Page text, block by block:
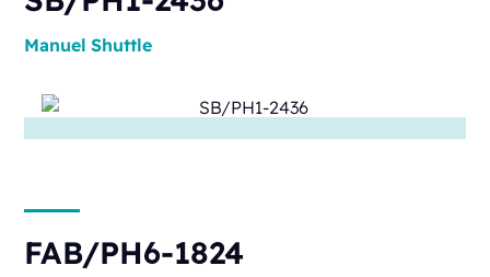
Manuel Shuttle
FAB/PH6-1824